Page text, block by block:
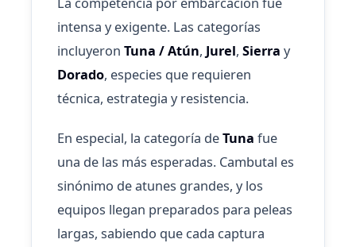
intensa y exigente. Las categorías
incluyeron Tuna / Atún, Jurel, Sierra y
Dorado, especies que requieren
técnica, estrategia y resistencia.
En especial, la categoría deTuna fue
una de las más esperadas. Cambutal es
sinónimo de atunes grandes, y los
equipos llegan preparados para peleas
largas, sabiendo que cada captura